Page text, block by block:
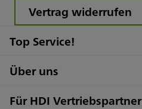
Vertrag widerrufen
Top Service!
Über uns
Für HDI Vertriebspartner